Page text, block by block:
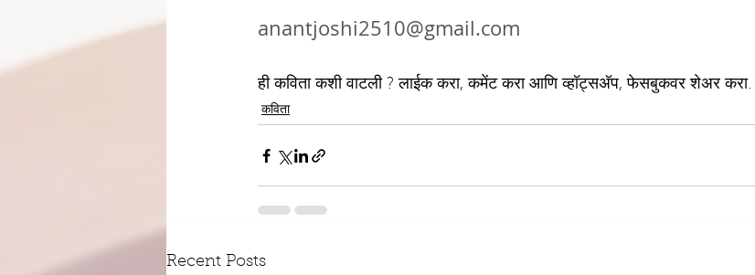
anantjoshi2510@gmail.com
ही कविता कशी वाटली ? लाईक करा, कमेंट करा आणि व्हॉट्सअ‍ॅप, फेसबुकवर शेअर करा.
कविता
Recent Posts